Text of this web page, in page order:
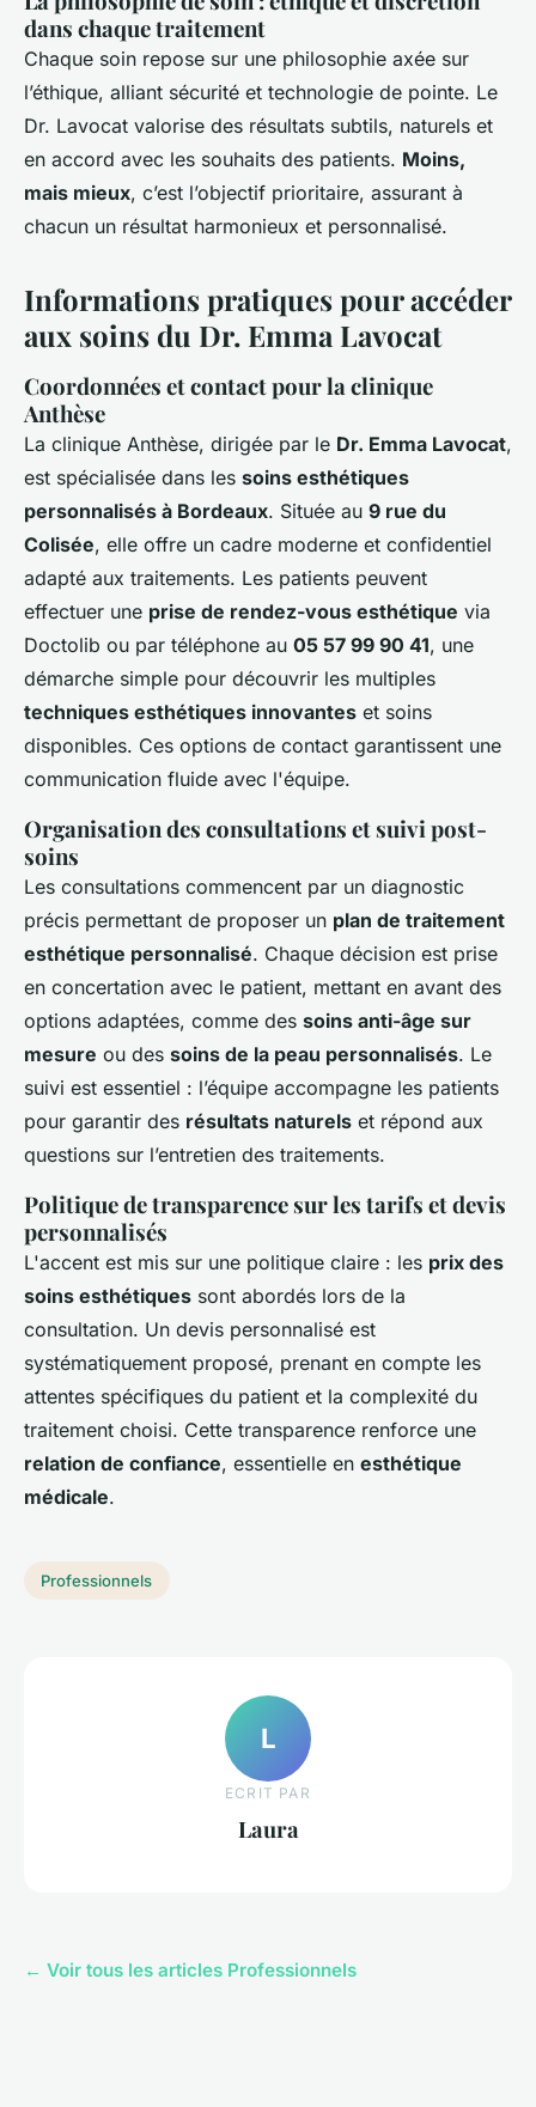
dans chaque traitement
Chaque soin repose sur une philosophie axée sur
l’éthique, alliant sécurité et technologie de pointe. Le
Dr. Lavocat valorise des résultats subtils, naturels et
en accord avec les souhaits des patients. Moins,
mais mieux, c’est l’objectif prioritaire, assurant à
chacun un résultat harmonieux et personnalisé.
Informations pratiques pour accéder
aux soins du Dr. Emma Lavocat
Coordonnées et contact pour la clinique
Anthèse
La clinique Anthèse, dirigée par le Dr. Emma Lavocat,
est spécialisée dans les soins esthétiques
personnalisés à Bordeaux. Située au 9 rue du
Colisée, elle offre un cadre moderne et confidentiel
adapté aux traitements. Les patients peuvent
effectuer une prise de rendez-vous esthétique via
Doctolib ou par téléphone au 05 57 99 90 41, une
démarche simple pour découvrir les multiples
techniques esthétiques innovantes et soins
disponibles. Ces options de contact garantissent une
communication fluide avec l'équipe.
Organisation des consultations et suivi post-
soins
Les consultations commencent par un diagnostic
précis permettant de proposer un plan de traitement
esthétique personnalisé. Chaque décision est prise
en concertation avec le patient, mettant en avant des
options adaptées, comme des soins anti-âge sur
mesure ou des soins de la peau personnalisés. Le
suivi est essentiel : l’équipe accompagne les patients
pour garantir des résultats naturels et répond aux
questions sur l’entretien des traitements.
Politique de transparence sur les tarifs et devis
personnalisés
L'accent est mis sur une politique claire : les prix des
soins esthétiques sont abordés lors de la
consultation. Un devis personnalisé est
systématiquement proposé, prenant en compte les
attentes spécifiques du patient et la complexité du
traitement choisi. Cette transparence renforce une
relation de confiance, essentielle en esthétique
médicale.
Professionnels
L
ECRIT PAR
Laura
← Voir tous les articles Professionnels